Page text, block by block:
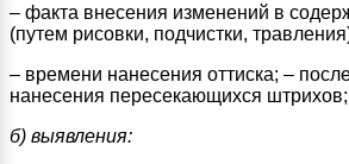
– факта внесения изменений в
(путем рисовки, подчистки,
– времени нанесения оттиска; –
нанесения пересекающихся штрихов;
б) выявления: